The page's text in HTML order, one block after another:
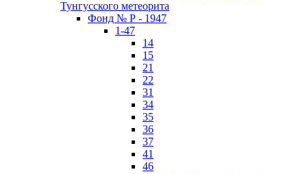
Тунгусского метеорита
Фонд № Р - 1947
1-47
14
15
21
22
31
34
35
36
37
41
46